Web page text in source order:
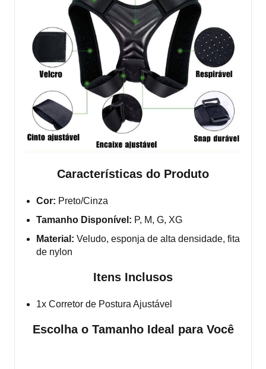
Características do Produto
Cor: Preto/Cinza
Tamanho Disponível: P, M, G, XG
Material: Veludo, esponja de alta densidade, fita
de nylon
Itens Inclusos
1x Corretor de Postura Ajustável
Escolha o Tamanho Ideal para Você